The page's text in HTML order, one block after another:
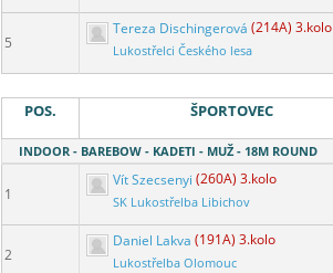
5
Tereza Dischingerová (214A) 3.kolo
Lukostřelci Českého lesa
POS. ŠPORTOVEC
INDOOR - BAREBOW - KADETI - MUŽ - 18M ROUND
1
Vít Szecsenyi (260A) 3.kolo
SK Lukostřelba Libichov
2
Daniel Lakva (191A) 3.kolo
Lukostřelba Olomouc